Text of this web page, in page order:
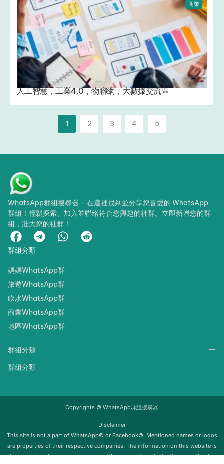
商業
人工智慧，工業4.0，物聯網，大數據交流區
1 2 3 4 5
WhatsApp群組搜尋器 – 在這裡找到並分享您喜愛的 WhatsApp
群組！輕鬆探索、加入並聯絡符合您興趣的社群。立即新增您的群
組，壯大您的社群！
群組分類
媽媽WhatsApp群
旅遊WhatsApp群
吹水WhatsApp群
商業WhatsApp群
地區WhatsApp群
群組分類
群組分類
Copyrights © WhatsApp群組搜尋器
Disclaimer
‍‍This site is not a part of WhatsApp© or Facebook©. Mentioned names or logos
are properties of their respective companies. The information on this website is
for educational purposes only; we neither support nor be held responsible for